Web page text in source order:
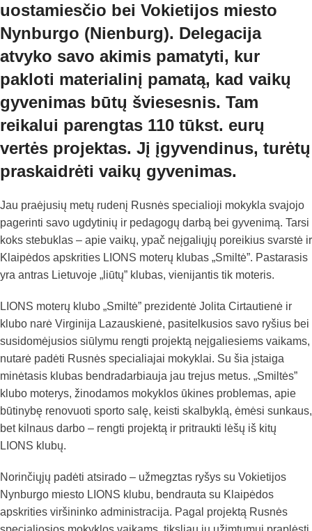
uostamiesčio bei Vokietijos miesto
Nynburgo (Nienburg). Delegacija
atvyko savo akimis pamatyti, kur
pakloti materialinį pamatą, kad vaikų
gyvenimas būtų šviesesnis. Tam
reikalui parengtas 110 tūkst. eurų
vertės projektas. Jį įgyvendinus, turėtų
praskaidrėti vaikų gyvenimas.
Jau praėjusių metų rudenį Rusnės specialioji mokykla svajojo
pagerinti savo ugdytinių ir pedagogų darbą bei gyvenimą. Tarsi
koks stebuklas – apie vaikų, ypač neįgaliųjų poreikius svarstė ir
Klaipėdos apskrities LIONS moterų klubas „Smiltė”. Pastarasis
yra antras Lietuvoje „liūtų” klubas, vienijantis tik moteris.
LIONS moterų klubo „Smiltė” prezidentė Jolita Cirtautienė ir
klubo narė Virginija Lazauskienė, pasitelkusios savo ryšius bei
susidomėjusios siūlymu rengti projektą neįgaliesiems vaikams,
nutarė padėti Rusnės specialiajai mokyklai. Su šia įstaiga
minėtasis klubas bendradarbiauja jau trejus metus. „Smiltės”
klubo moterys, žinodamos mokyklos ūkines problemas, apie
būtinybę renovuoti sporto salę, keisti skalbyklą, ėmėsi sunkaus,
bet kilnaus darbo – rengti projektą ir pritraukti lėšų iš kitų
LIONS klubų.
Norinčiųjų padėti atsirado – užmegztas ryšys su Vokietijos
Nynburgo miesto LIONS klubu, bendrauta su Klaipėdos
apskrities viršininko administracija. Pagal projektą Rusnės